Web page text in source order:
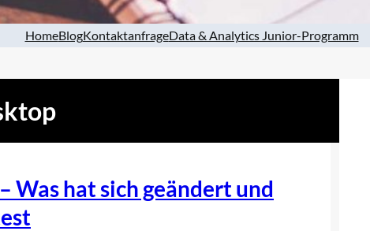
HomeBlogKontaktanfrageData & Analytics Junior-Programm
Was hat sich geändert und